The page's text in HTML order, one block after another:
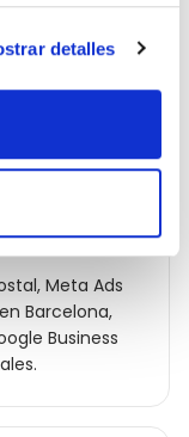
detalles
Gràcia, Sarrià-
campaña
frente a los
marcha
Meta Ads
Barcelona,
Business